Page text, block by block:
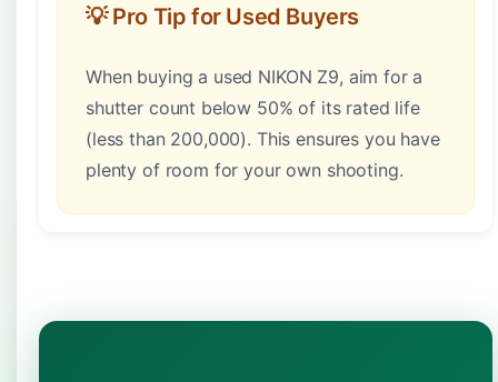
💡 Pro Tip for Used Buyers
When buying a used NIKON Z9, aim for a
shutter count below 50% of its rated life
(less than 200,000). This ensures you have
plenty of room for your own shooting.